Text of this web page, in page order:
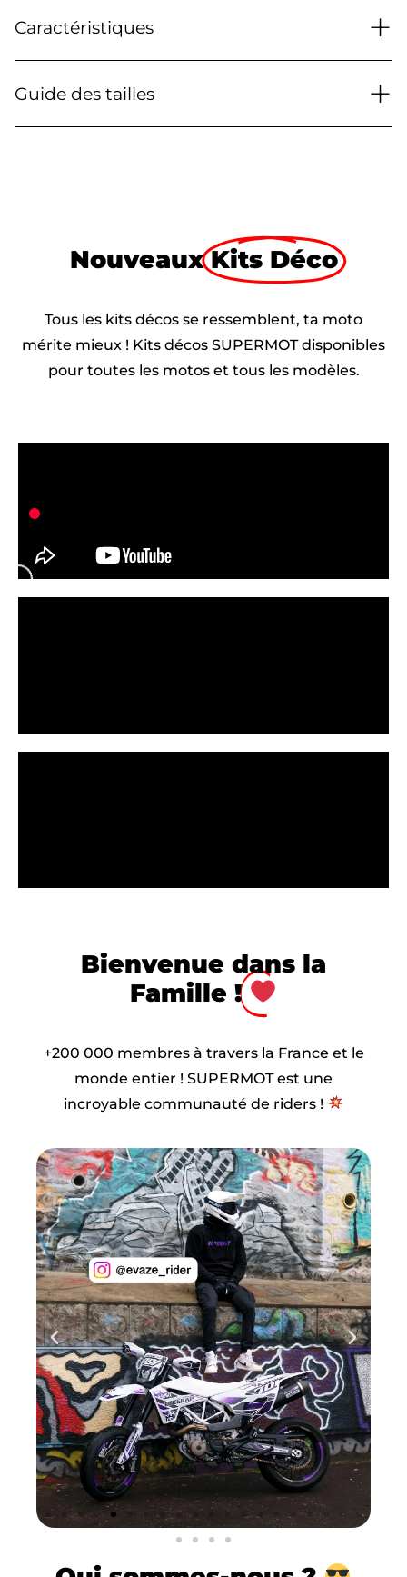
Caractéristiques +
Guide des tailles +
Nouveaux Kits Déco
Tous les kits décos se ressemblent, ta moto
mérite mieux ! Kits décos SUPERMOT disponibles
pour toutes les motos et tous les modèles.
Bienvenue dans la
Famille !
+200 000 membres à travers la France et le
monde entier ! SUPERMOT est une
incroyable communauté de riders !